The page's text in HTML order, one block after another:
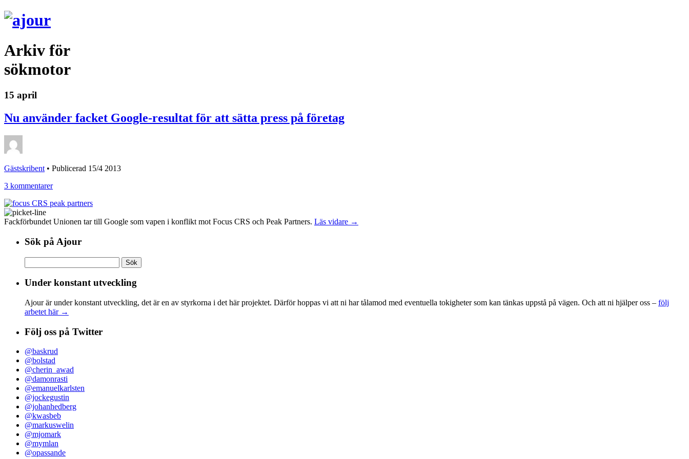
Arkiv för
sökmotor
15 april
Nu använder facket Google-resultat för att sätta press på företag
Gästskribent • Publicerad 15/4 2013
3 kommentarer
Fackförbundet Unionen tar till Google som vapen i konflikt mot Focus CRS och Peak Partners. Läs vidare →
Sök på Ajour
efter:
Under konstant utveckling
Ajour är under konstant utveckling, det är en av styrkorna i det här projektet. Därför hoppas vi att ni har tålamod med eventuella tokigheter som kan tänkas uppstå på vägen. Och att ni hjälper oss – följ
arbetet här →
Följ oss på Twitter
@baskrud
@bolstad
@cherin_awad
@damonrasti
@emanuelkarlsten
@jockegustin
@johanhedberg
@kwasbeb
@markuswelin
@mjomark
@mymlan
@opassande